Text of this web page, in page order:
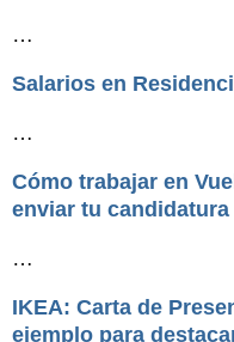
…
Salarios en
…
Cómo trabajar en
enviar tu candidatura
…
IKEA: Carta de
ejemplo para